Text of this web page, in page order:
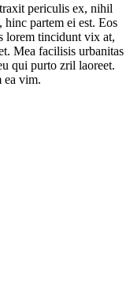
periculis ex, nihil
partem ei est. Eos
lorem tincidunt vix at,
Mea facilisis urbanitas
qui purto zril laoreet.
ea vim.